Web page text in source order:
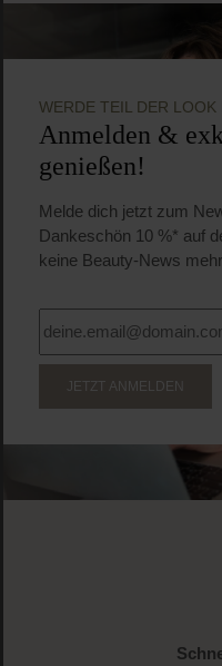
WERDE TEIL DER
Anmelden &
genießen!
Melde dich jetzt zum
Dankeschön 10 %* auf
keine Beauty-News
JETZT ANMELDEN